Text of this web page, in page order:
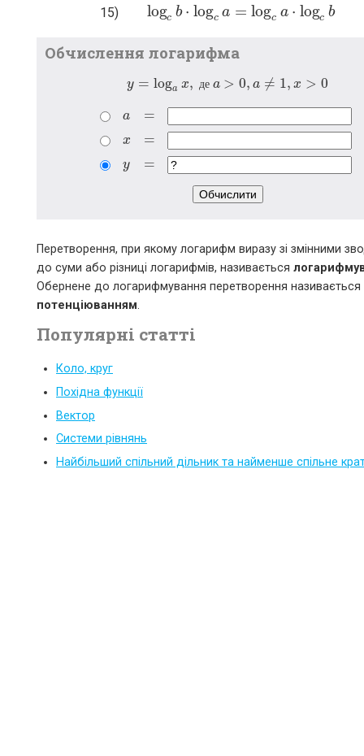
15) logc b ⋅ logc a = logc a ⋅ logc b
logcb⋅logc a=logca⋅ log cb
Обчислення логарифма
y = loga x, де a > 0, a ≠ 1, x > 0
y=loga x, де a >0, a≠ 1,x >0
a
a =
=
x
x =
=
y
y =
=
Обчислити
Перетворення, при якому логарифм виразу зі змінними
до суми або різниці логарифмів, називається
Обернене до логарифмування перетворення називається
потенціюванням.
Популярні статті
Коло, круг
Похідна функції
Вектор
Системи рівнянь
Найбільший спільний дільник та найменше спільне